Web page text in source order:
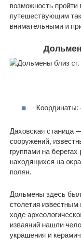
возможность
путешествующим
внимательными и
Координаты:
Даховская станица
сооружений,
группами на берегах
находящихся на
полян.
Дольмены здесь
столетия
ходе
изваяний нашли
украшения и